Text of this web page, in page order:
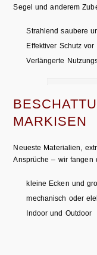
Segel und anderem
Strahlend saubere
Effektiver Schutz
Verlängerte
MARKISEN
Neueste Materialien,
Ansprüche – wir fangen
kleine Ecken und
mechanisch oder
Indoor und Outdoor